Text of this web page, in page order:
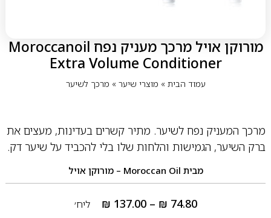
מורוקן אויל מרכך מעניק נפח Moroccanoil
Extra Volume Conditioner
עמוד הבית» מוצרי שיער» מרכך לשיער
מרכך המעניק נפח לשיער. מתיר קשרים בעדינות, מעצים את
ברק השיער, הגמישות והלחות שלו בלי להכביד על שיער דק.
מבית Moroccan Oil – מורוקן אויל
₪ 74.80
–
₪ 137.00
ליח׳